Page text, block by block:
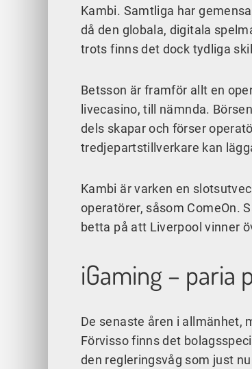
Kambi. Samtliga har
då den globala, digitala
trots finns det dock tydliga
Betsson är framför allt en
livecasino, till nämnda.
dels skapar och förser
tredjepartstillverkare kan
Kambi är varken en
operatörer, såsom ComeOn.
betta på att Liverpool vinner
iGaming – paria
De senaste åren i allmänhet,
Förvisso finns det
den regleringsvåg som just